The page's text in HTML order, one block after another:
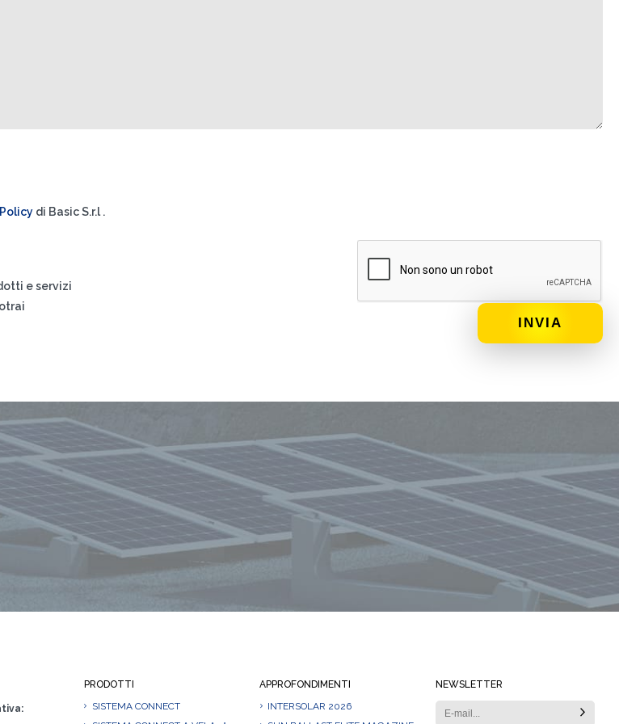
di Basic S.r.l .
e servizi
Rimani sempre informato
PRODOTTI
SISTEMA CONNECT
APPROFONDIMENTI
INTERSOLAR 2026
NEWSLETTER